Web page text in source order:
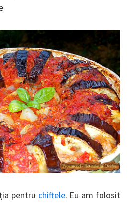
pentru chiftele. Eu am folosit